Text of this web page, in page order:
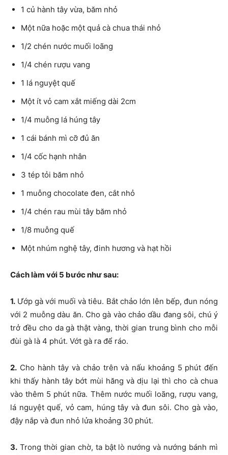
1 củ hành tây vừa, băm nhỏ
Một nữa hoặc một quả cà chua thái nhỏ
1/2 chén nước muối loãng
1/4 chén rượu vang
1 lá nguyệt quế
Một ít vỏ cam xắt miếng dài 2cm
1/4 muỗng lá húng tây
1 cái bánh mì cỡ đủ ăn
1/4 cốc hạnh nhân
3 tép tỏi băm nhỏ
1 muỗng chocolate đen, cắt nhỏ
1/4 chén rau mùi tây băm nhỏ
1/8 muỗng quế
Một nhúm nghệ tây, đinh hương và hạt hồi
Cách làm với 5 bước như sau:
1. Ướp gà với muối và tiêu. Bắt chảo lớn lên bếp, đun nóng
với 2 muỗng dàu ăn. Cho gà vào chảo dầu đang sôi, chú ý
trở đều cho da gà thật vàng, thời gian trung bình cho mỗi
đùi gà là 4 phút. Vớt gà ra để ráo.
2. Cho hành tây và chảo trên và nấu khoảng 5 phút đến
khi thấy hành tây bớt mùi hăng và dịu lại thì cho cà chua
vào thêm 5 phút nữa. Thêm nước muối loãng, rượu vang,
lá nguyệt quế, vỏ cam, húng tây và đun sôi. Cho gà vào,
đậy nắp và đun nhỏ lửa khoảng 30 phút.
3. Trong thời gian chờ, ta bật lò nướng và nướng bánh mì